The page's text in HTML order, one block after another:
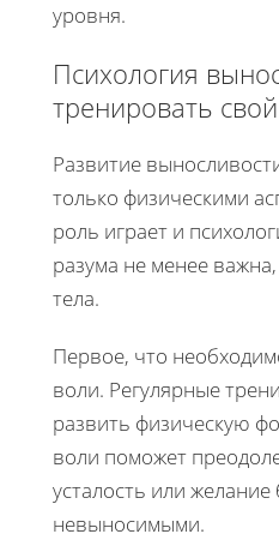
уровня.
Психология
тренировать
Развитие
только физическими
роль играет и
разума не менее
тела.
Первое, что
воли. Регулярные
развить физическую
воли поможет
усталость или желание
невыносимыми.